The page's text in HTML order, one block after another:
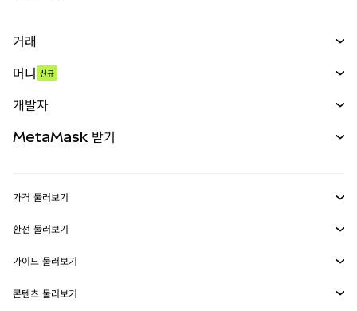
거래
무기한 선물
실물자산
머니 신규
개발자
MetaMask Connect
Snaps
웹3 서비스
MetaMask 받기
보안
고객 지원
가격 둘러보기
이더리움 가격
솔라나 가격
환전 둘러보기
ETH를 USD로 환전
USDT를 INR로 환전
가이드 둘러보기
ETH 매수
콘텐츠 둘러보기